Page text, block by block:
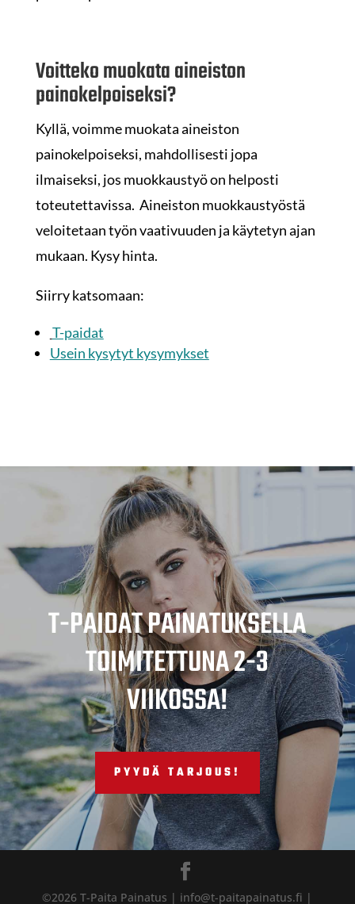
Voitteko muokata aineiston
painokelpoiseksi?
Kyllä, voimme muokata aineiston
painokelpoiseksi, mahdollisesti jopa
ilmaiseksi, jos muokkaustyö on helposti
toteutettavissa. Aineiston muokkaustyöstä
veloitetaan työn vaativuuden ja käytetyn ajan
mukaan. Kysy hinta.
Siirry katsomaan:
T-paidat
Usein kysytyt kysymykset
T-PAIDAT PAINATUKSELLA
TOIMITETTUNA 2-3
VIIKOSSA!
PYYDÄ TARJOUS!
©2026 T-Paita Painatus | info@t-paitapainatus.fi |